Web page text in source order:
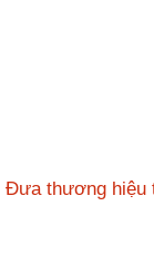
Đưa thương hiệu